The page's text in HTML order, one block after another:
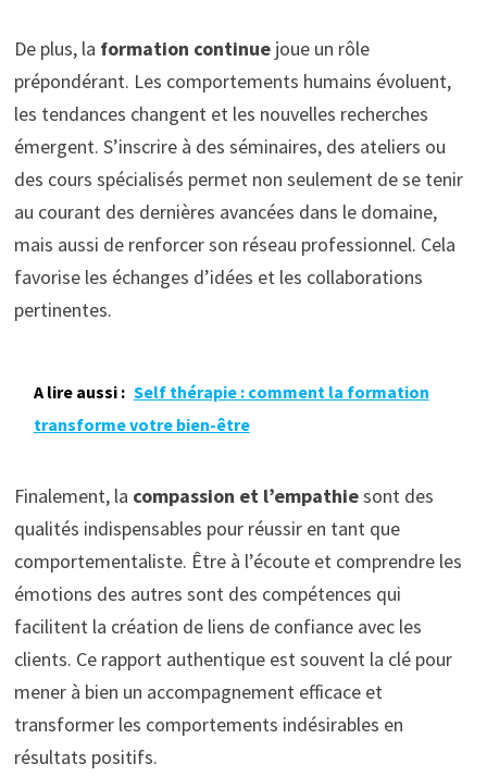
De plus, la formation continuejoue un rôle
prépondérant. Les comportements humains évoluent,
les tendances changent et les nouvelles recherches
émergent. S’inscrire à des séminaires, des ateliers ou
des cours spécialisés permet non seulement de se tenir
au courant des dernières avancées dans le domaine,
mais aussi de renforcer son réseau professionnel. Cela
favorise les échanges d’idées et les collaborations
pertinentes.
A lire aussi : Self thérapie : comment la formation
transforme votre bien-être
Finalement, la compassion et l’empathiesont des
qualités indispensables pour réussir en tant que
comportementaliste. Être à l’écoute et comprendre les
émotions des autres sont des compétences qui
facilitent la création de liens de confiance avec les
clients. Ce rapport authentique est souvent la clé pour
mener à bien un accompagnement efficace et
transformer les comportements indésirables en
résultats positifs.